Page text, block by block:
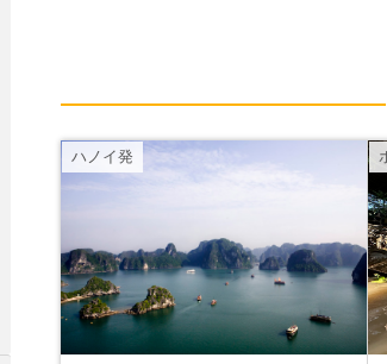
ハノイ発